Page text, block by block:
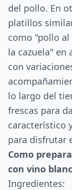
del pollo. En
platillos
como "pollo
la cazuela" en
con
lo largo del
frescas para
característico
para disfrutar
Como
con vino
Ingredientes: